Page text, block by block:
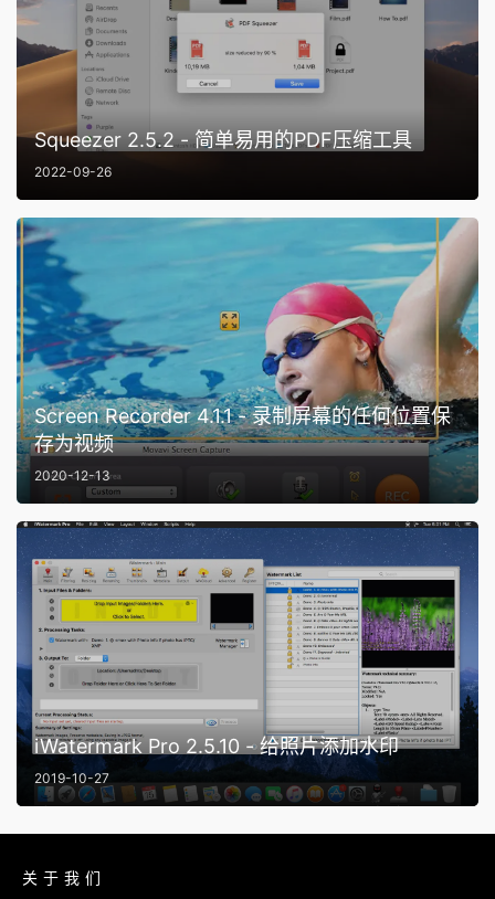
Squeezer 2.5.2 - 简单易用的PDF压缩工具
2022-09-26
Screen Recorder 4.1.1 - 录制屏幕的任何位置保
存为视频
2020-12-13
iWatermark Pro 2.5.10 - 给照片添加水印
2019-10-27
关于我们